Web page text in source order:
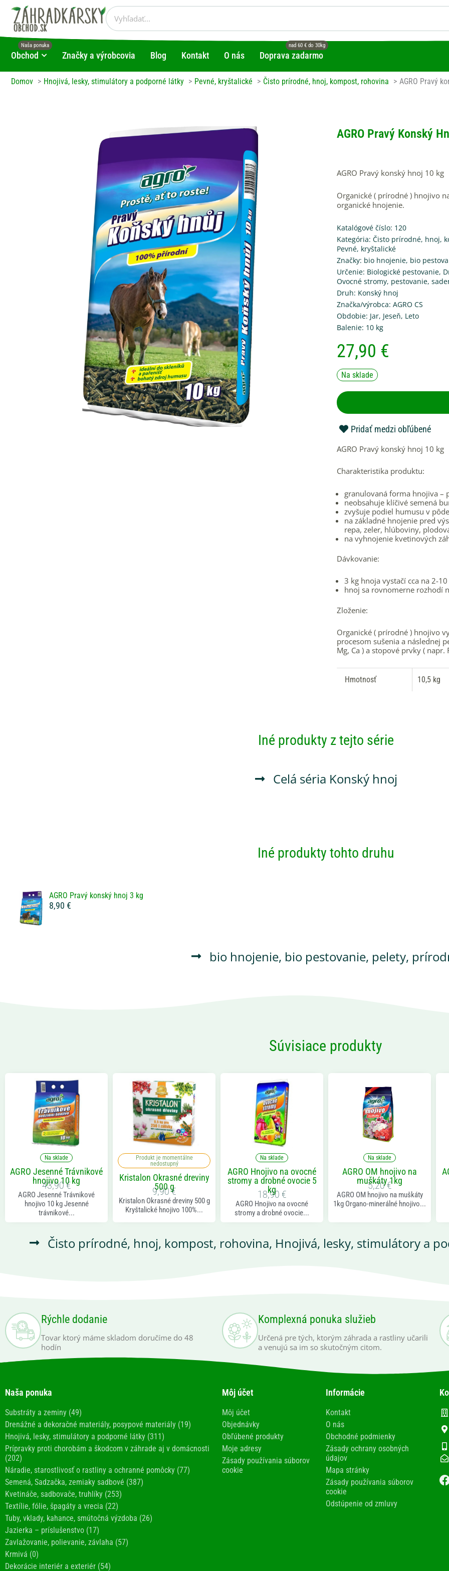
Preskočiť
obsah
Vyhľadať
Obchod Open ObchodZnačky a výrobcovia Blog Kontakt O nás Doprava zadarmo
Domov Hnojivá, lesky, stimulátory a podporné látky Pevné, kryštalické Čisto prírodné, hnoj, kompost, rohovina AGRO Pravý
AGRO Pravý Konský
AGRO Pravý konský hnoj 10 kg
Organické ( prírodné ) hnojivo
organické hnojenie.
Katalógové číslo: 120
Kategória: Čisto prírodné, hnoj,
Pevné, kryštalické
Značky: bio hnojenie, bio
Určenie: Biologické pestovanie,
Ovocné stromy, pestovanie,
Druh: Konský hnoj
Značka/výrobca: AGRO CS
Obdobie: Jar, Jeseň, Leto
Balenie: 10 kg
27,90 €
Na sklade
Pridať medzi obľúbené
AGRO Pravý konský hnoj 10 kg
Charakteristika produktu:
granulovaná forma hnojiva –
neobsahuje klíčivé semená
zvyšuje podiel humusu v
na základné hnojenie pred
repa, zeler, hlúboviny,
na vyhnojenie kvetinových
Dávkovanie:
3 kg hnoja vystačí cca na 2-
hnoj sa rovnomerne rozhodí
Zloženie:
Organické ( prírodné ) hnojivo
procesom sušenia a následnej
Mg, Ca ) a stopové prvky ( napr.
Hmotnosť 10,5 kg
Iné produkty z tejto série
Celá séria Konský hnoj
Iné produkty tohto druhu
AGRO Pravý konský hnoj 3 kg
8,90 €
bio hnojenie, bio pestovanie, pelety,
Súvisiace produkty
Na sklade
AGRO Jesenné Trávnikové
hnojivo 10 kg
43,90€
AGRO Jesenné Trávnikové
hnojivo 10 kg Jesenné
trávnikové...
Produkt je momentálne
nedostupný
Kristalon Okrasné dreviny
500 g
9,90€
Kristalon Okrasné dreviny 500 g
Kryštalické hnojivo 100%...
Na sklade
AGRO Hnojivo na ovocné
stromy a drobné ovocie 5
kg
18,90 €
AGRO Hnojivo na ovocné
stromy a drobné ovocie...
Na sklade
AGRO OM hnojivo na
muškáty 1kg
5,20€
AGRO OM hnojivo na muškáty
1kg Organo-minerálné hnojivo...
Čisto prírodné, hnoj, kompost, rohovina, Hnojivá, lesky, stimulátory a
Rýchle dodanie
Tovar ktorý máme skladom doručíme do 48
hodín
Komplexná ponuka služieb
Určená pre tých, ktorým záhrada a rastliny učarili
a venujú sa im so skutočným citom.
Naša ponuka
Substráty a zeminy (49)
Drenážné a dekoračné materiály, posypové materiály (19)
Hnojivá, lesky, stimulátory a podporné látky (311)
Prípravky proti chorobám a škodcom v záhrade aj v domácnosti
(202)
Náradie, starostlivosť o rastliny a ochranné pomôcky (77)
Semená, Sadzačka, zemiaky sadbové (387)
Kvetináče, sadbovače, truhlíky (253)
Textílie, fólie, špagáty a vrecia (22)
Tuby, vklady, kahance, smútočná výzdoba (26)
Jazierka – príslušenstvo (17)
Zavlažovanie, polievanie, závlaha (57)
Krmivá (0)
Dekorácie interiér a exteriér (54)
Môj účet
Môj účet
Objednávky
Obľúbené produkty
Moje adresy
Zásady používania súborov
cookie
Informácie
Kontakt
O nás
Obchodné podmienky
Zásady ochrany osobných
údajov
Mapa stránky
Zásady používania súborov
cookie
Odstúpenie od zmluvy